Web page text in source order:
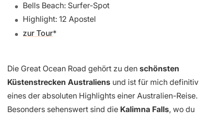
Bells Beach: Surfer-Spot
Highlight: 12 Apostel
zur Tour
Die Great Ocean Road gehört zu den schönsten
Küstenstrecken Australiens und ist für mich definitiv
eines der absoluten Highlights einer Australien-Reise.
Besonders sehenswert sind die Kalimna Falls, wo du